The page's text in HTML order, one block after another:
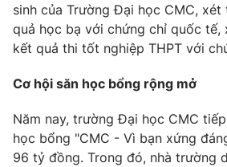
sinh của Trường Đại học CMC,
quả học bạ với chứng chỉ quốc tế,
kết quả thi tốt nghiệp THPT với
Cơ hội săn học bổng rộng mở
Năm nay, trường Đại học CMC
học bổng "CMC - Vì bạn xứng
96 tỷ đồng. Trong đó, nhà trường